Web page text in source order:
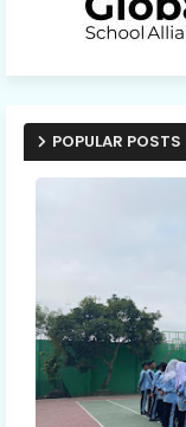
POPULAR POSTS